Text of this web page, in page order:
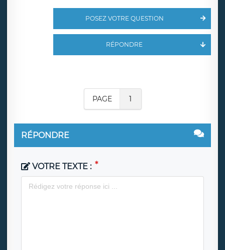
POSEZ VOTRE QUESTION
RÉPONDRE
PAGE 1
RÉPONDRE
VOTRE TEXTE :